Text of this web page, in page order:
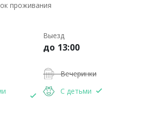
проживания
Выезд
до 13:00
Вечеринки
С детьми